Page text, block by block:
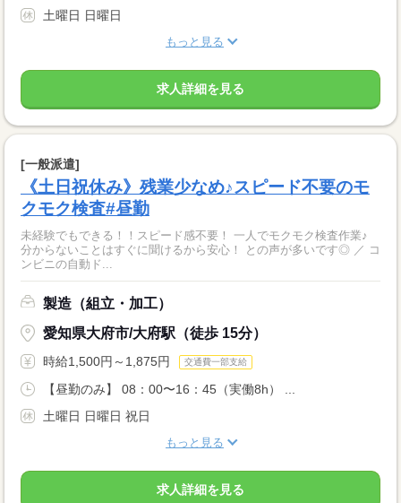
土曜日 日曜日
もっと見る
求人詳細を見る
[一般派遣]
《土日祝休み》残業少なめ♪スピード不要のモ
クモク検査#昼勤
未経験でもできる！！スピード感不要！ 一人でモクモク検査作業♪
分からないことはすぐに聞けるから安心！ との声が多いです◎ ／ コ
ンビニの自動ド...
製造（組立・加工）
愛知県大府市/大府駅（徒歩 15分）
時給1,500円～1,875円 交通費一部支給
【昼勤のみ】 08：00〜16：45（実働8h） ...
土曜日 日曜日 祝日
もっと見る
求人詳細を見る